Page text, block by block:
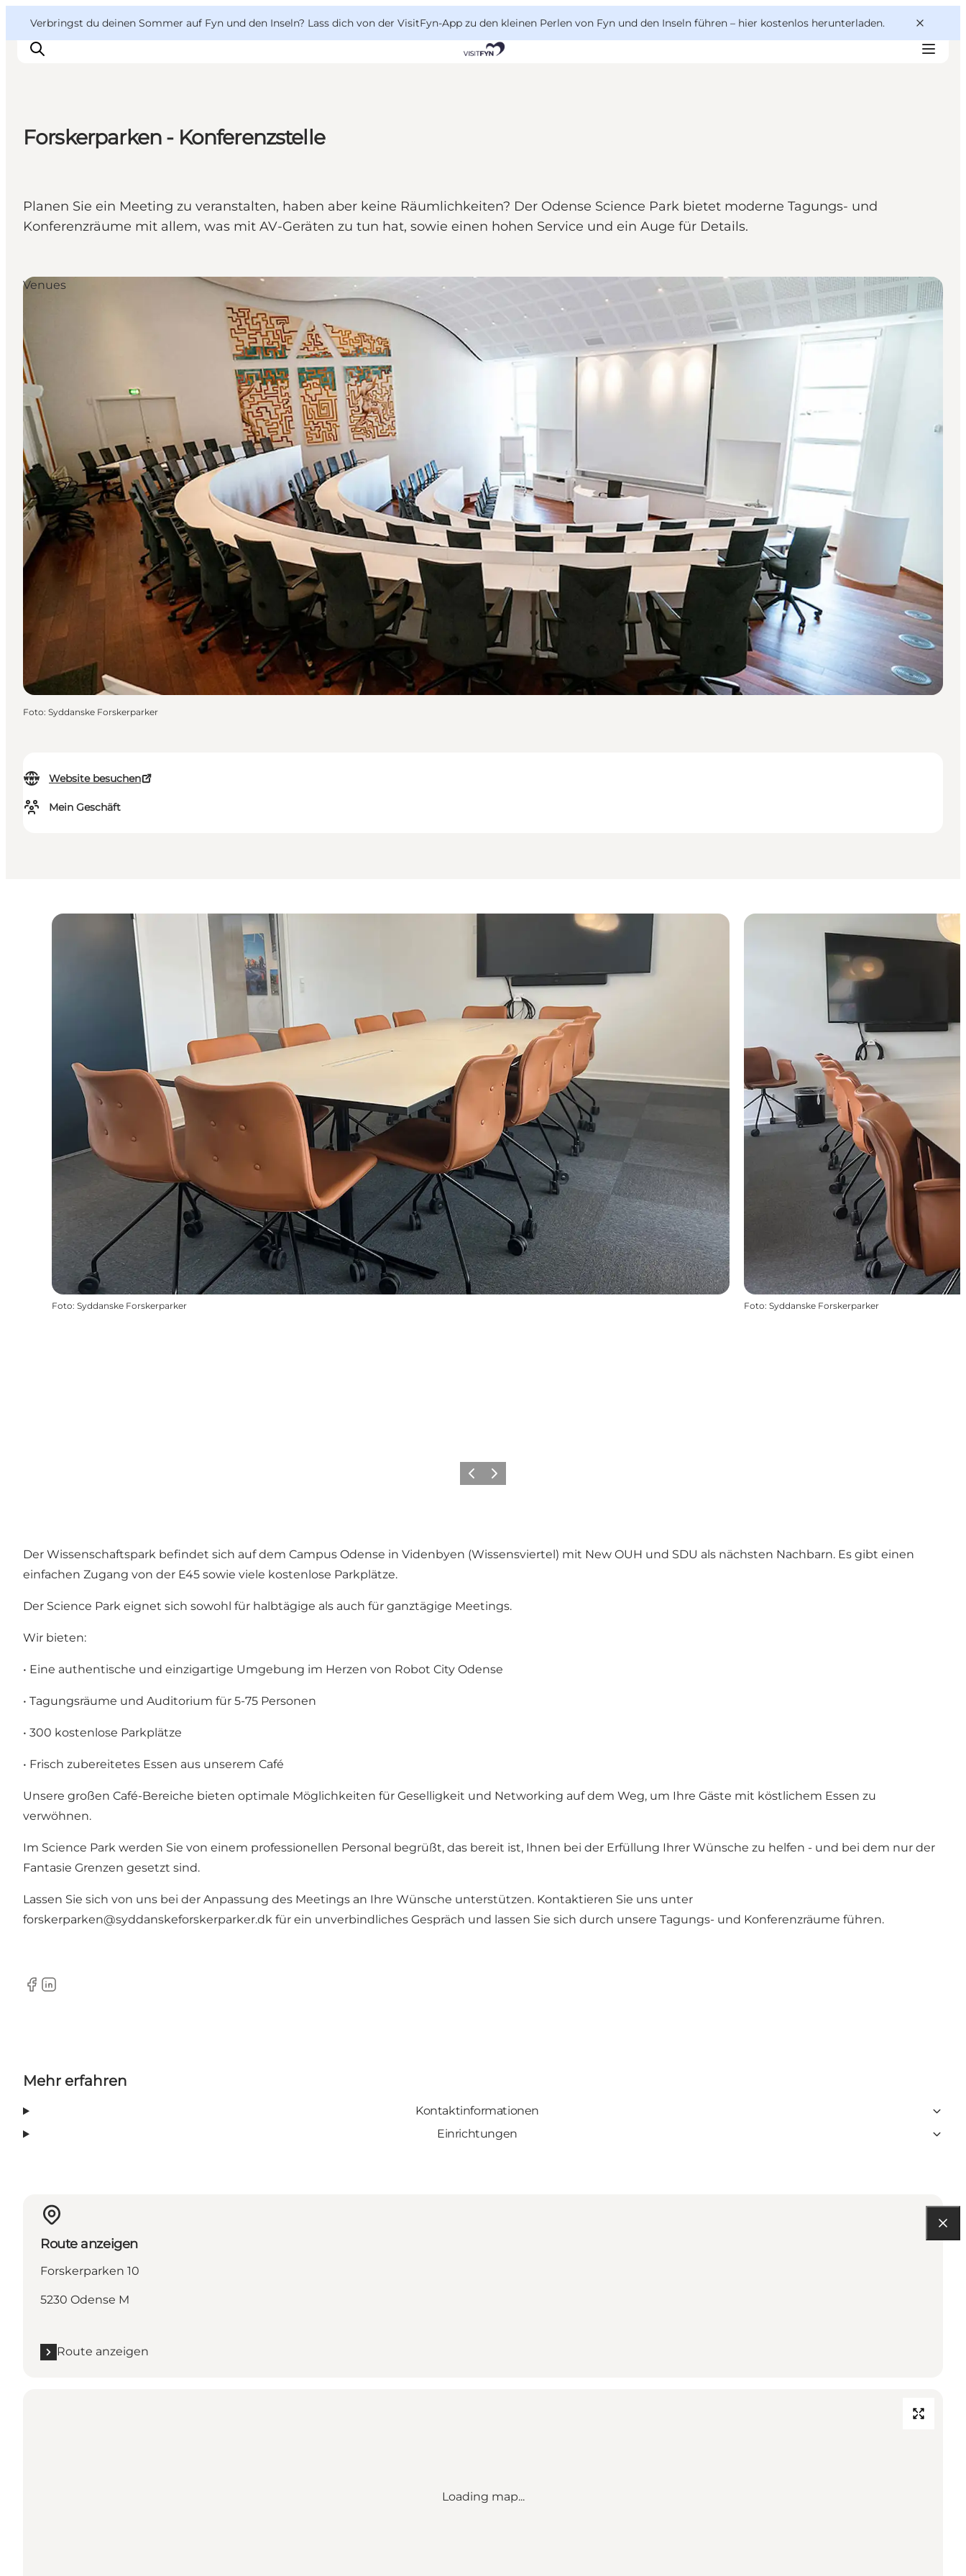
Verbringst du deinen Sommer auf Fyn und den Inseln? Lass dich von der VisitFyn-App zu den kleinen Perlen von Fyn und den Inseln führen – hier kostenlos herunterladen.
Essen & trinken
Übernachtung
VisitFyn
Deutsch
Forskerparken - Konferenzstelle
Planen Sie ein Meeting zu veranstalten, haben aber keine Räumlichkeiten? Der Odense Science Park bietet moderne Tagungs- und
Konferenzräume mit allem, was mit AV-Geräten zu tun hat, sowie einen hohen Service und ein Auge für Details.
Website besuchen
Mein Geschäft
Venues
Foto: Syddanske Forskerparker
Foto: Syddanske Forskerparker Foto: Syddanske Forskerparker
ZurückWeiter
Der Wissenschaftspark befindet sich auf dem Campus Odense in Videnbyen (Wissensviertel) mit New OUH und SDU als nächsten Nachbarn. Es gibt einen
einfachen Zugang von der E45 sowie viele kostenlose Parkplätze.
Der Science Park eignet sich sowohl für halbtägige als auch für ganztägige Meetings.
Wir bieten:
• Eine authentische und einzigartige Umgebung im Herzen von Robot City Odense
• Tagungsräume und Auditorium für 5-75 Personen
• 300 kostenlose Parkplätze
• Frisch zubereitetes Essen aus unserem Café
Unsere großen Café-Bereiche bieten optimale Möglichkeiten für Geselligkeit und Networking auf dem Weg, um Ihre Gäste mit köstlichem Essen zu
verwöhnen.
Im Science Park werden Sie von einem professionellen Personal begrüßt, das bereit ist, Ihnen bei der Erfüllung Ihrer Wünsche zu helfen - und bei dem nur der
Fantasie Grenzen gesetzt sind.
Lassen Sie sich von uns bei der Anpassung des Meetings an Ihre Wünsche unterstützen. Kontaktieren Sie uns unter
forskerparken@syddanskeforskerparker.dk für ein unverbindliches Gespräch und lassen Sie sich durch unsere Tagungs- und Konferenzräume führen.
Facebook
LinkedIn
Mehr erfahren
Kontaktinformationen
Einrichtungen
Route anzeigen
Forskerparken 10
5230 Odense M
Route anzeigen
Loading map...